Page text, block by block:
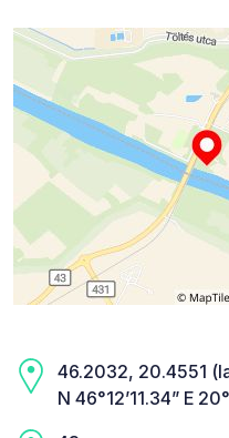
46.2032, 20.4551
N 46°12’11.34” E